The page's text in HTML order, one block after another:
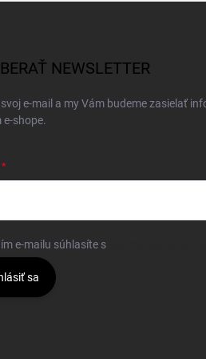
NEWSLETTER
e-mail a my Vám budeme zasielať
e-shope.
e-mailu súhlasíte s
sa